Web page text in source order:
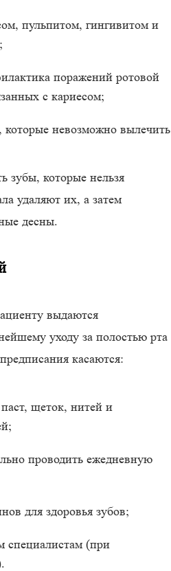
пульпитом, гингивитом и
поражений ротовой
с кариесом;
которые невозможно
зубы, которые нельзя
удаляют их, а затем
десны.
выдаются
уходу за полостью рта
касаются:
щеток, нитей и
проводить ежедневную
для здоровья зубов;
специалистам (при